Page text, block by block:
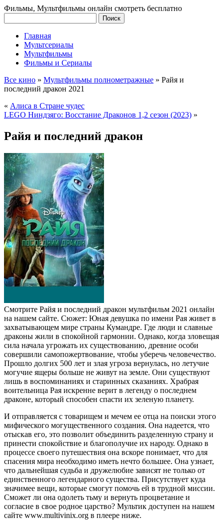
Фильмы, Мультфильмы онлайн смотреть бесплатно
Главная
Мультсериалы
Мультфильмы
Фильмы и Сериалы
Все кино » Мультфильмы полнометражные » Райя и
последний дракон 2021
« Алиса в Стране чудес
LEGO Ниндзяго: Восстание Драконов 1,2 сезон (2023) »
Райя и последний дракон
Смотрите Райя и последний дракон мультфильм 2021 онлайн
на нашем сайте. Сюжет: Юная девушка по имени Рая живет в
захватывающем мире страны Кумандре. Где люди и славные
драконы жили в спокойной гармонии. Однако, когда зловещая
сила начала угрожать их существованию, древние особи
совершили самопожертвование, чтобы уберечь человечество.
Прошло долгих 500 лет и злая угроза вернулась, но летучие
могучие ящеры больше не живут на земле. Они существуют
лишь в воспоминаниях и старинных сказаниях. Храбрая
воительница Рая искренне верит в легенду о последнем
драконе, который способен спасти их зеленую планету.
И отправляется с товарищем и мечем ее отца на поиски этого
мифического могущественного создания. Она надеется, что
отыскав его, это позволит объединить разделенную страну и
принести спокойствие и благополучие их народу. Однако в
процессе своего путешествия она вскоре понимает, что для
спасения мира необходимо иметь нечто большее. Она узнает,
что дальнейшая судьба и дружелюбие зависят не только от
единственного легендарного существа. Присутствует куда
значимее вещи, которые смогут помочь ей в трудной миссии.
Сможет ли она одолеть тьму и вернуть процветание и
согласие в свое родное царство? Мультик доступен на нашем
сайте www.multivinix.org в плеере ниже.